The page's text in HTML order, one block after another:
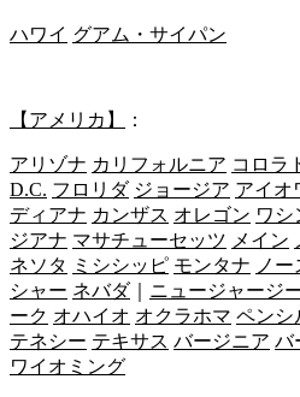
ハワイ グアム・サイパン
【アメリカ】 ：
アリゾナ カリフォルニア コロラ
D.C. フロリダ ジョージア アイオ
ディアナ カンザス オレゴン ワシ
ジアナ マサチューセッツ メイン
ネソタ ミシシッピ モンタナ ノ
シャー ネバダ｜ ニュージャージ
ーク オハイオ オクラホマ ペンシ
テネシー テキサス バージニア バ
ワイオミング